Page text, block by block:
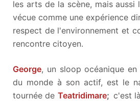
les arts de la scène, mais aussi
vécue comme une expérience
respect de l'environnement et
rencontre citoyen.
George, un sloop océanique
du monde à son actif, est le
tournée de Teatridimare; c'est